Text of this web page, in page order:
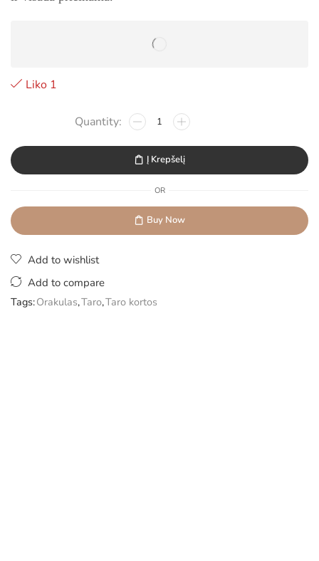
Liko 1
Į Krepšelį
OR
Buy Now
Add to wishlist
Add to compare
Tags:Orakulas,Taro,Taro kortos